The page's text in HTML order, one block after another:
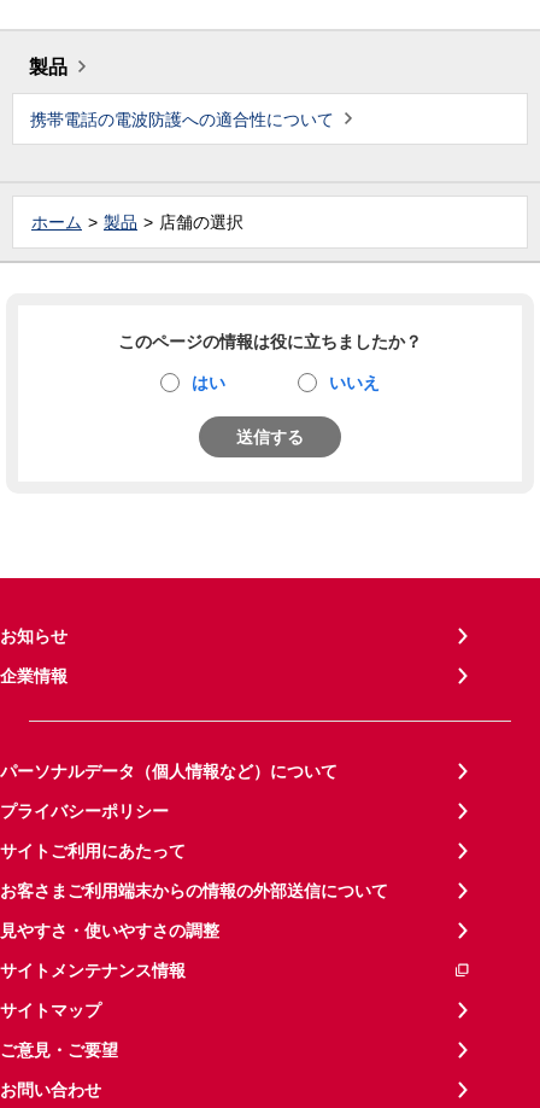
製品
携帯電話の電波防護への適合性について
ホーム 製品 店舗の選択
このページの情報は役に立ちましたか？
はい いいえ
送信する
お知らせ
企業情報
パーソナルデータ（個人情報など）について
プライバシーポリシー
サイトご利用にあたって
お客さまご利用端末からの情報の外部送信について
見やすさ・使いやすさの調整
サイトメンテナンス情報
サイトマップ
ご意見・ご要望
お問い合わせ